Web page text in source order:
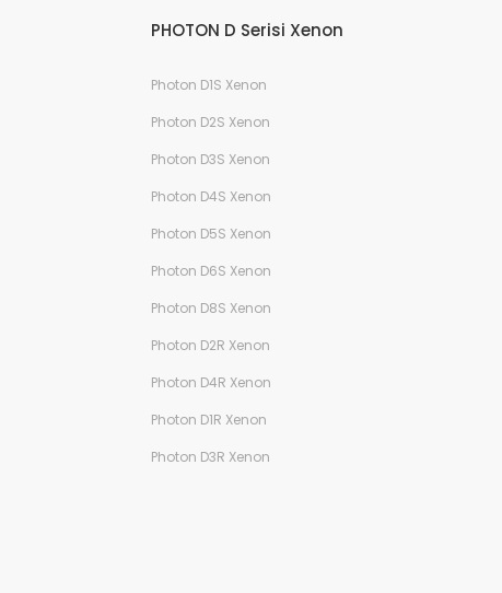
PHOTON D Serisi Xenon
Photon D1S Xenon
Photon D2S Xenon
Photon D3S Xenon
Photon D4S Xenon
Photon D5S Xenon
Photon D6S Xenon
Photon D8S Xenon
Photon D2R Xenon
Photon D4R Xenon
Photon D1R Xenon
Photon D3R Xenon